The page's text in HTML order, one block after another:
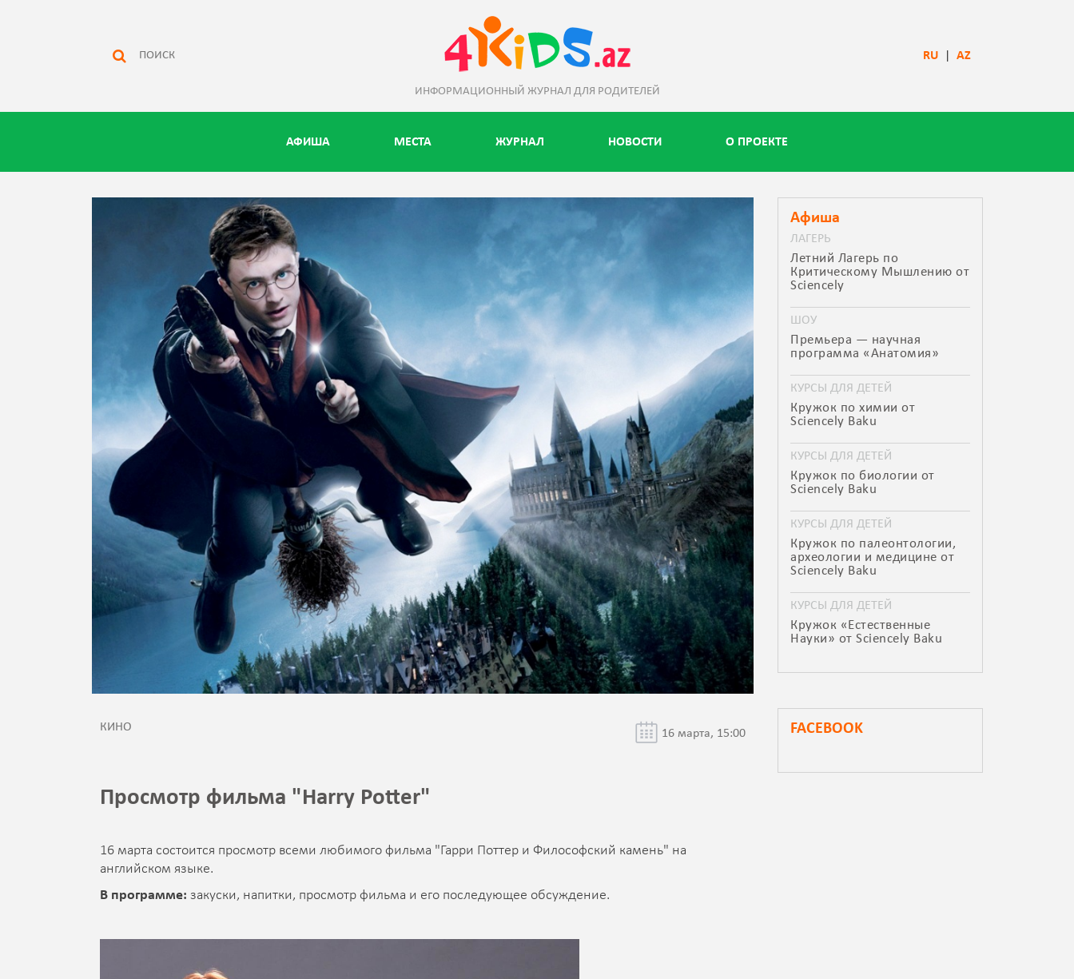
ИНФОРМАЦИОННЫЙ ЖУРНАЛ ДЛЯ РОДИТЕЛЕЙ
RU| AZ
АФИША МЕСТА ЖУРНАЛ НОВОСТИ О ПРОЕКТЕ
КИНО 16 марта, 15:00
Просмотр фильма "Harry Potter"
16 марта состоится просмотр всеми любимого фильма "Гарри Поттер и Философский камень" на
английском языке.
В программе: закуски, напитки, просмотр фильма и его последующее обсуждение.
Афиша
ЛАГЕРЬ
Летний Лагерь по
Критическому Мышлению от
Sciencely
ШОУ
Премьера — научная
программа «Анатомия»
КУРСЫ ДЛЯ ДЕТЕЙ
Кружок по химии от
Sciencely Baku
КУРСЫ ДЛЯ ДЕТЕЙ
Кружок по биологии от
Sciencely Baku
КУРСЫ ДЛЯ ДЕТЕЙ
Кружок по палеонтологии,
археологии и медицине от
Sciencely Baku
КУРСЫ ДЛЯ ДЕТЕЙ
Кружок «Естественные
Науки» от Sciencely Baku
FACEBOOK